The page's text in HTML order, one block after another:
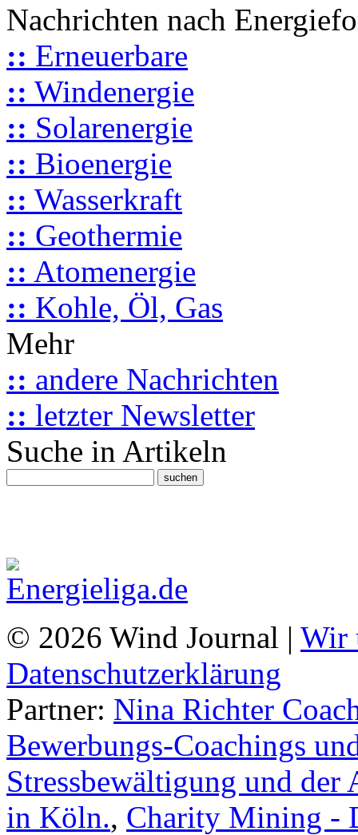
Nachrichten nach
:: Erneuerbare
:: Windenergie
:: Solarenergie
:: Bioenergie
:: Wasserkraft
:: Geothermie
:: Atomenergie
:: Kohle, Öl, Gas
Mehr
:: andere Nachrichten
:: letzter Newsletter
Suche in Artikeln
© 2026 Wind Journal | Wir
Datenschutzerklärung
Partner: Nina Richter
Bewerbungs-Coachings
Stressbewältigung und
in Köln., Charity Mining -